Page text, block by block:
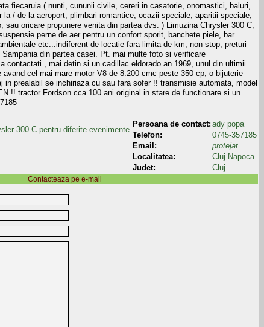
fiecaruia ( nunti, cununii civile, cereri in casatorie, onomastici, baluri,
la / de la aeroport, plimbari romantice, ocazii speciale, aparitii speciale,
sau oricare propunere venita din partea dvs. ) Limuzina Chrysler 300 C,
perne de aer pentru un confort sporit, banchete piele, bar
etc...indiferent de locatie fara limita de km, non-stop, preturi
din partea casei. Pt. mai multe foto si verificare
contactati , mai detin si un cadillac eldorado an 1969, unul din ultimii
cel mai mare motor V8 de 8.200 cmc peste 350 cp, o bijuterie
in prealabil se inchiriaza cu sau fara sofer !! transmisie automata, model
!! tractor Fordson cca 100 ani original in stare de functionare si un
300 C pentru diferite evenimente
Persoana de contact: ady popa
Telefon:
0745-357185
Email:
protejat
Localitatea:
Cluj Napoca
Judet:
Cluj
Contacteaza pe e-mail